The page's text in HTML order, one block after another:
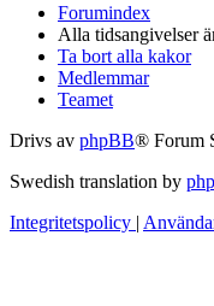
Forumindex
Alla tidsangivelser
Ta bort alla kakor
Medlemmar
Teamet
Drivs av phpBB® Forum
Swedish translation by
Integritetspolicy |